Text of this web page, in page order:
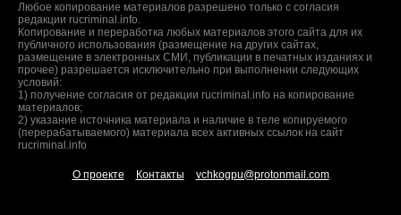
Любое копирование материалов разрешено только с согласия
редакции rucriminal.info.
Копирование и переработка любых материалов этого сайта для их
публичного использования (размещение на других сайтах,
размещение в электронных СМИ, публикации в печатных изданиях и
прочее) разрешается исключительно при выполнении следующих
условий:
1) получение согласия от редакции rucriminal.info на копирование
материалов;
2) указание источника материала и наличие в теле копируемого
(перерабатываемого) материала всех активных ссылок на сайт
rucriminal.info
О проекте Контакты vchkogpu@protonmail.com